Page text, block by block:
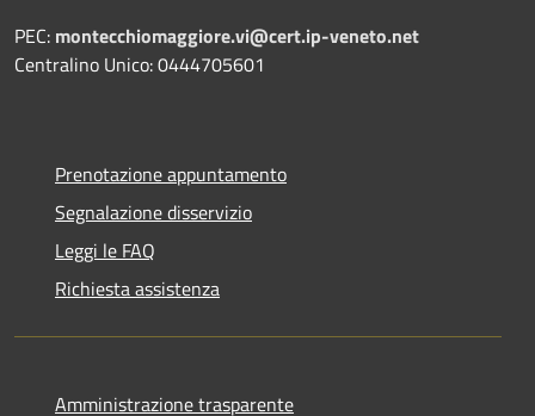
PEC: montecchiomaggiore.vi@cert.ip-veneto.net
Centralino Unico: 0444705601
Prenotazione appuntamento
Segnalazione disservizio
Leggi le FAQ
Richiesta assistenza
Amministrazione trasparente